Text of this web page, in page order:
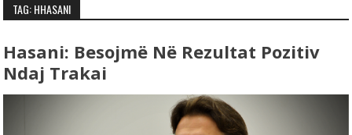
TAG: HHASANI
Hasani: Besojmë Në Rezultat Pozitiv
Ndaj Trakai